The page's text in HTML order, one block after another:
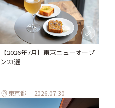
【2026年7月】東京ニューオープ
ン23選
東京都 2026.07.30